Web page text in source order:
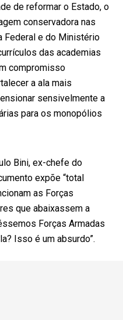
de reformar o Estado, o
conservadora nas
Federal e do Ministério
das academias
compromisso
a ala mais
sensivelmente a
para os monopólios
Bini, ex-chefe do
expõe “total
as Forças
que abaixassem a
Forças Armadas
Isso é um absurdo”.